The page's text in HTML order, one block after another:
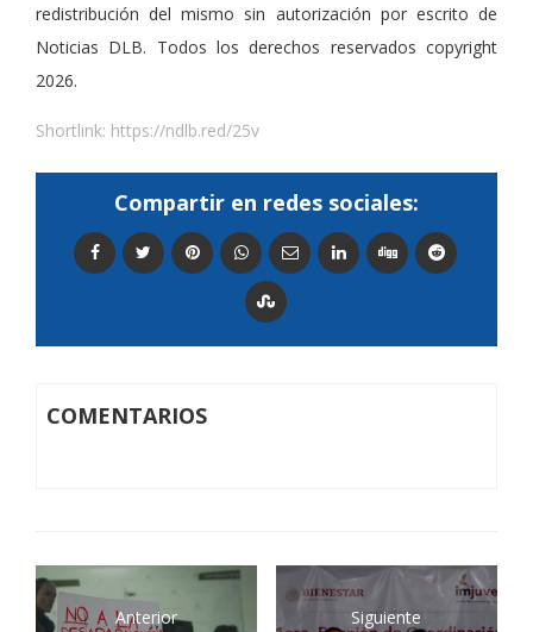
redistribución del mismo sin autorización por escrito de
Noticias DLB. Todos los derechos reservados copyright
2026.
Shortlink: https://ndlb.red/25v
Compartir en redes sociales:
COMENTARIOS
Anterior Siguiente